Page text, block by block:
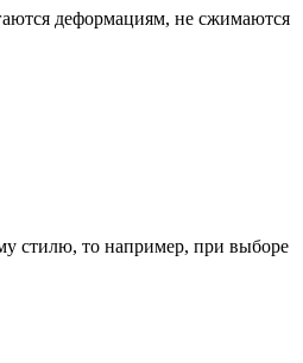
деформациям, не сжимаются
стилю, то например, при выборе